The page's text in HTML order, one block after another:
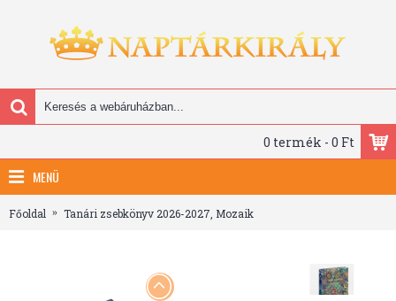
0 termék - 0 Ft
MENÜ
Főoldal Tanári zsebkönyv 2026-2027, Mozaik